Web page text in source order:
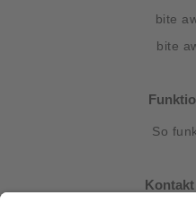
bite
bite
So